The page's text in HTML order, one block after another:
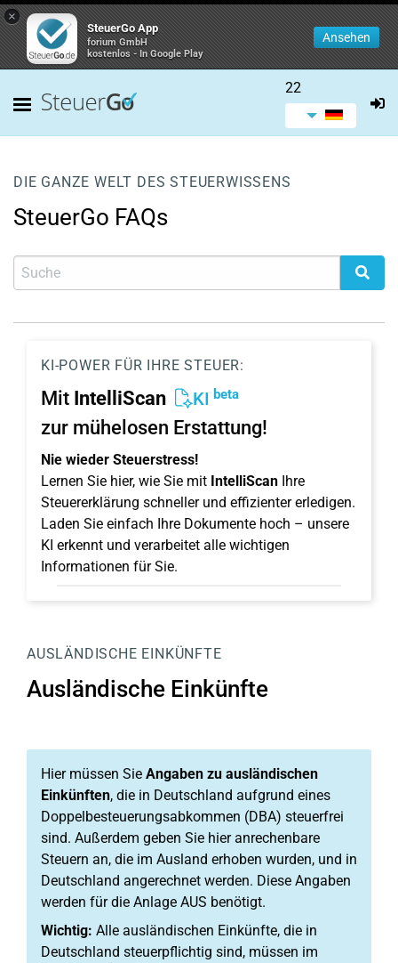
×
SteuerGo App
forium GmbH
kostenlos - In Google Play
Ansehen
22
DIE GANZE WELT DES STEUERWISSENS
SteuerGo FAQs
KI-POWER FÜR IHRE STEUER:
Mit IntelliScan KI beta
zur mühelosen Erstattung!
Nie wieder Steuerstress!
Lernen Sie hier, wie Sie mit IntelliScan Ihre
Steuererklärung schneller und effizienter erledigen.
Laden Sie einfach Ihre Dokumente hoch – unsere
KI erkennt und verarbeitet alle wichtigen
Informationen für Sie.
AUSLÄNDISCHE EINKÜNFTE
Ausländische Einkünfte
Hier müssen Sie Angaben zu ausländischen
Einkünften, die in Deutschland aufgrund eines
Doppelbesteuerungsabkommen (DBA) steuerfrei
sind. Außerdem geben Sie hier anrechenbare
Steuern an, die im Ausland erhoben wurden, und in
Deutschland angerechnet werden. Diese Angaben
werden für die Anlage AUS benötigt.
Wichtig: Alle ausländischen Einkünfte, die in
Deutschland steuerpflichtig sind, müssen im